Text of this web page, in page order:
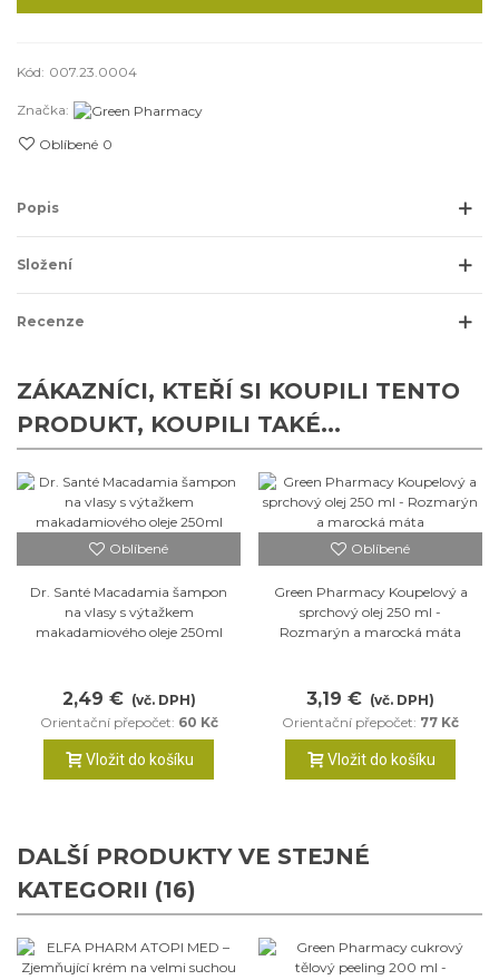
Kód: 007.23.0004
Značka:
Oblíbené 0
Popis
Složení
Recenze
ZÁKAZNÍCI, KTEŘÍ SI KOUPILI TENTO
PRODUKT, KOUPILI TAKÉ...
Oblíbené
Dr. Santé Macadamia šampon
na vlasy s výtažkem
makadamiového oleje 250ml
2,49 € (vč. DPH)
Orientační přepočet: 60 Kč
Vložit do košíku
Oblíbené
Green Pharmacy Koupelový a
sprchový olej 250 ml -
Rozmarýn a marocká máta
3,19 € (vč. DPH)
Orientační přepočet: 77 Kč
Vložit do košíku
DALŠÍ PRODUKTY VE STEJNÉ
KATEGORII (16)